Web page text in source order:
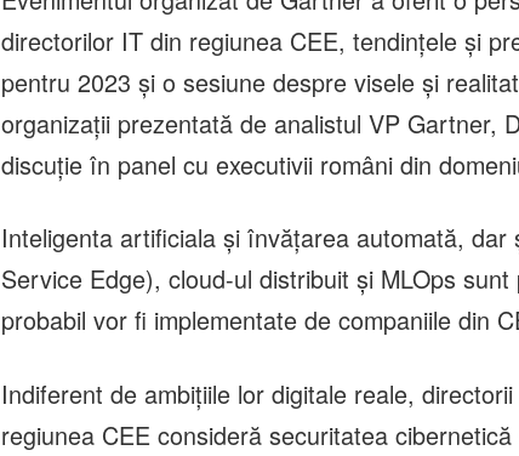
directorilor IT din regiunea CEE, tendințele și
pentru 2023 și o sesiune despre visele și
organizații prezentată de analistul VP Gartner,
discuție în panel cu executivii români din
Inteligenta artificiala și învățarea automată, dar
Service Edge), cloud-ul distribuit și MLOps
probabil vor fi implementate de companiile din
Indiferent de ambițiile lor digitale reale,
regiunea CEE consideră securitatea